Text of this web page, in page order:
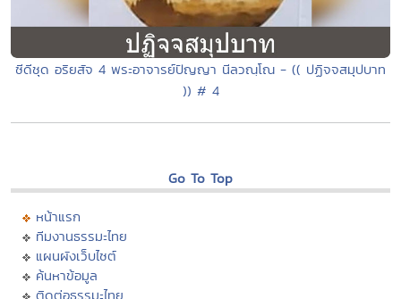
ซีดีชุด อริยสัจ 4 พระอาจารย์ปัญญา นีลวณฺโณ - (( ปฏิจจสมุปบาท
)) # 4
Go To Top
หน้าแรก
ทีมงานธรรมะไทย
แผนผังเว็บไซต์
ค้นหาข้อมูล
ติดต่อธรรมะไทย